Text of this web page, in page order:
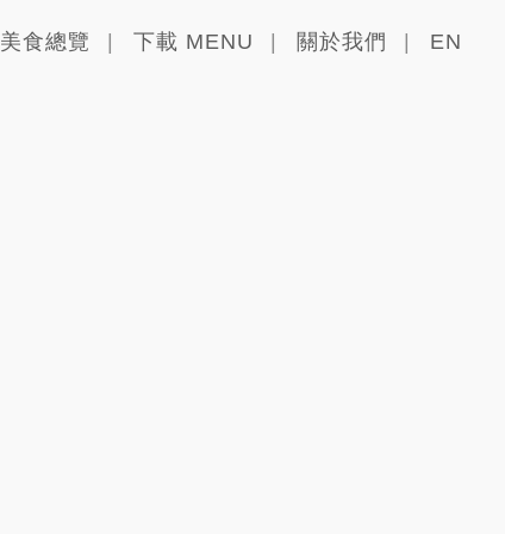
美食總覽 下載 MENU 關於我們 EN